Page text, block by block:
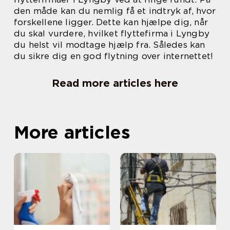
den måde kan du nemlig få et indtryk af, hvor
forskellene ligger. Dette kan hjælpe dig, når
du skal vurdere, hvilket flyttefirma i Lyngby
du helst vil modtage hjælp fra. Således kan
du sikre dig en god flytning over internettet!
Read more articles here
More articles